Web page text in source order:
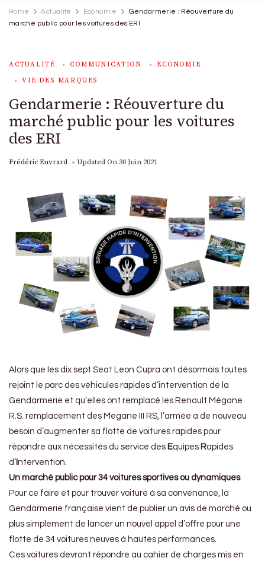
Home Actualité Economie
Gendarmerie : Réouverture du
marché public pour les voitures des ERI
ACTUALITÉ COMMUNICATION
ECONOMIE
VIE DES MARQUES
Gendarmerie : Réouverture du
marché public pour les voitures
des ERI
Frédéric Euvrard Updated On 30 Juin 2021
Alors que les dix sept Seat Leon Cupra ont désormais toutes
rejoint le parc des véhicules rapides d’intervention de la
Gendarmerie et qu’elles ont remplacé les Renault Mégane
R.S. remplacement des Megane III RS, l’armée a de nouveau
besoin d’augmenter sa flotte de voitures rapides pour
répondre aux nécessités du service des Equipes Rapides
d’ ntervention.
Un marché public pour 34 voitures sportives ou dynamiques
Pour ce faire et pour trouver voiture à sa convenance, la
Gendarmerie française vient de publier un avis de marché ou
plus simplement de lancer un nouvel appel d’offre pour une
flotte de 34 voitures neuves à hautes performances.
Ces voitures devront répondre au cahier de charges mis en